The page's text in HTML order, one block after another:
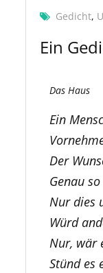
Gedicht,
Ein
Das Haus
Ein
Der
Genau
Nur dies
Würd
Nur, wär
Stünd es